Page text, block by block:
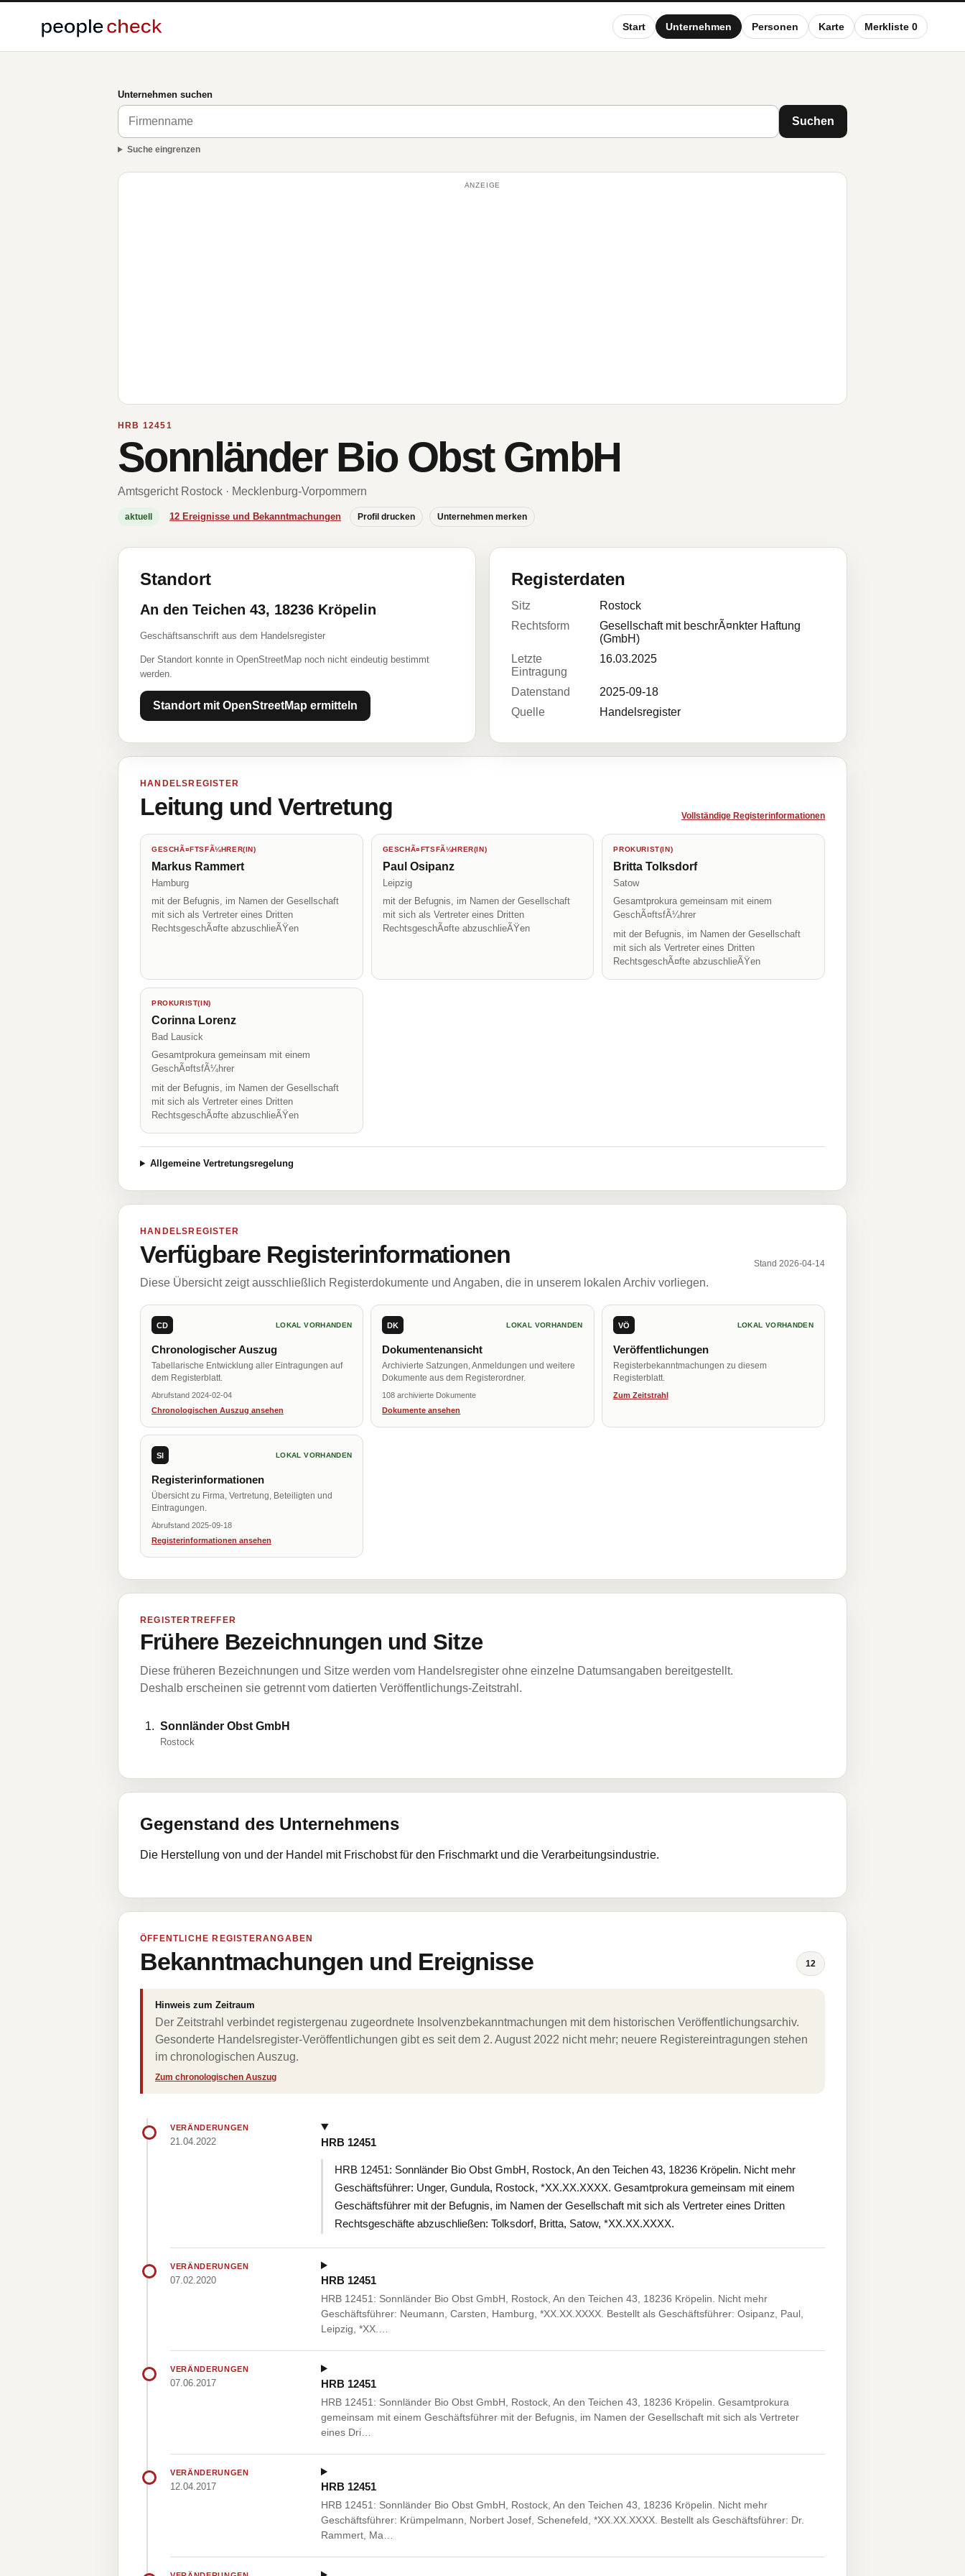
Start Unternehmen Personen Karte Merkliste 0
Unternehmen suchen
Suchen
Suche eingrenzen
ANZEIGE
HRB 12451
Sonnländer Bio Obst GmbH
Amtsgericht Rostock · Mecklenburg-Vorpommern
aktuell 12 Ereignisse und Bekanntmachungen Profil drucken Unternehmen merken
Standort
An den Teichen 43, 18236 Kröpelin
Geschäftsanschrift aus dem Handelsregister
Der Standort konnte in OpenStreetMap noch nicht eindeutig bestimmt
werden.
Standort mit OpenStreetMap ermitteln
Registerdaten
Sitz
Rostock
Rechtsform
Gesellschaft mit beschrÃ¤nkter Haftung
(GmbH)
Letzte
Eintragung
16.03.2025
Datenstand
2025-09-18
Quelle
Handelsregister
HANDELSREGISTER
Leitung und Vertretung Vollständige Registerinformationen
GESCHÃ¤FTSFÃ¼HRER(IN)
Markus Rammert
Hamburg
mit der Befugnis, im Namen der Gesellschaft
mit sich als Vertreter eines Dritten
RechtsgeschÃ¤fte abzuschlieÃŸen
GESCHÃ¤FTSFÃ¼HRER(IN)
Paul Osipanz
Leipzig
mit der Befugnis, im Namen der Gesellschaft
mit sich als Vertreter eines Dritten
RechtsgeschÃ¤fte abzuschlieÃŸen
PROKURIST(IN)
Britta Tolksdorf
Satow
Gesamtprokura gemeinsam mit einem
GeschÃ¤ftsfÃ¼hrer
mit der Befugnis, im Namen der Gesellschaft
mit sich als Vertreter eines Dritten
RechtsgeschÃ¤fte abzuschlieÃŸen
PROKURIST(IN)
Corinna Lorenz
Bad Lausick
Gesamtprokura gemeinsam mit einem
GeschÃ¤ftsfÃ¼hrer
mit der Befugnis, im Namen der Gesellschaft
mit sich als Vertreter eines Dritten
RechtsgeschÃ¤fte abzuschlieÃŸen
Allgemeine Vertretungsregelung
HANDELSREGISTER
Verfügbare Registerinformationen Stand 2026-04-14
Diese Übersicht zeigt ausschließlich Registerdokumente und Angaben, die in unserem lokalen Archiv vorliegen.
CD LOKAL VORHANDEN
Chronologischer Auszug
Tabellarische Entwicklung aller Eintragungen auf
dem Registerblatt.
Abrufstand 2024-02-04
Chronologischen Auszug ansehen
DK LOKAL VORHANDEN
Dokumentenansicht
Archivierte Satzungen, Anmeldungen und weitere
Dokumente aus dem Registerordner.
108 archivierte Dokumente
Dokumente ansehen
VÖ LOKAL VORHANDEN
Veröffentlichungen
Registerbekanntmachungen zu diesem
Registerblatt.
Zum Zeitstrahl
SI LOKAL VORHANDEN
Registerinformationen
Übersicht zu Firma, Vertretung, Beteiligten und
Eintragungen.
Abrufstand 2025-09-18
Registerinformationen ansehen
REGISTERTREFFER
Frühere Bezeichnungen und Sitze
Diese früheren Bezeichnungen und Sitze werden vom Handelsregister ohne einzelne Datumsangaben bereitgestellt.
Deshalb erscheinen sie getrennt vom datierten Veröffentlichungs-Zeitstrahl.
Sonnländer Obst GmbH
Rostock
Gegenstand des Unternehmens
Die Herstellung von und der Handel mit Frischobst für den Frischmarkt und die Verarbeitungsindustrie.
ÖFFENTLICHE REGISTERANGABEN
Bekanntmachungen und Ereignisse 12
Hinweis zum Zeitraum
Der Zeitstrahl verbindet registergenau zugeordnete Insolvenzbekanntmachungen mit dem historischen Veröffentlichungsarchiv.
Gesonderte Handelsregister-Veröffentlichungen gibt es seit dem 2. August 2022 nicht mehr; neuere Registereintragungen stehen
im chronologischen Auszug.
Zum chronologischen Auszug
VERÄNDERUNGEN
21.04.2022 HRB 12451
HRB 12451: Sonnländer Bio Obst GmbH, Rostock, An den Teichen 43, 18236 Kröpelin. Nicht mehr
Geschäftsführer: Unger, Gundula, Rostock, *XX.XX.XXXX. Gesamtprokura gemeinsam mit einem
Geschäftsführer mit der Befugnis, im Namen der Gesellschaft mit sich als Vertreter eines Dritten
Rechtsgeschäfte abzuschließen: Tolksdorf, Britta, Satow, *XX.XX.XXXX.
VERÄNDERUNGEN
07.02.2020 HRB 12451
HRB 12451: Sonnländer Bio Obst GmbH, Rostock, An den Teichen 43, 18236 Kröpelin. Nicht mehr
Geschäftsführer: Neumann, Carsten, Hamburg, *XX.XX.XXXX. Bestellt als Geschäftsführer: Osipanz, Paul,
Leipzig, *XX.…
VERÄNDERUNGEN
07.06.2017 HRB 12451
HRB 12451: Sonnländer Bio Obst GmbH, Rostock, An den Teichen 43, 18236 Kröpelin. Gesamtprokura
gemeinsam mit einem Geschäftsführer mit der Befugnis, im Namen der Gesellschaft mit sich als Vertreter
eines Dri…
VERÄNDERUNGEN
12.04.2017 HRB 12451
HRB 12451: Sonnländer Bio Obst GmbH, Rostock, An den Teichen 43, 18236 Kröpelin. Nicht mehr
Geschäftsführer: Krümpelmann, Norbert Josef, Schenefeld, *XX.XX.XXXX. Bestellt als Geschäftsführer: Dr.
Rammert, Ma…